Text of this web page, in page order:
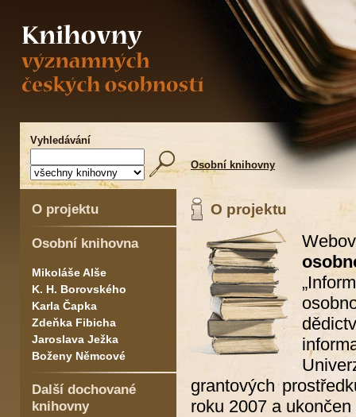
Vyhledávání
Osobní knihovny
O projektu
Osobní knihovna
Mikoláše Alše
K. H. Borovského
Karla Čapka
Zdeňka Fibicha
Jaroslava Ježka
Boženy Němcové
Další dochované
knihovny
O projektu
grantových
roku 2007 a